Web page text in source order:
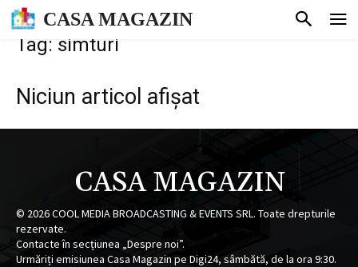
CASA MAGAZIN
Tag: simturi
Niciun articol afișat
CASA MAGAZIN
© 2026COOL MEDIA BROADCASTING & EVENTS SRL. Toate drepturile
rezervate.
Contacte în secțiunea „Despre noi”.
Urmăriți emisiunea Casa Magazin pe Digi24, sâmbătă, de la ora 9:30.